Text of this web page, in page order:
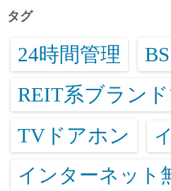
タグ
24時間管理 BS
REIT系ブラン
TVドアホン
インターネット